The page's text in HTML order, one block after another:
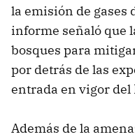
la emisión de gases
informe señaló que
bosques para
por detrás de las
entrada en vigor del
Además de la